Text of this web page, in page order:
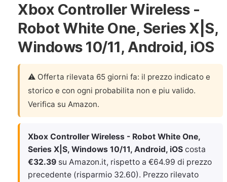
Xbox Controller Wireless -
Robot White One, Series X|S,
Windows 10/11, Android, iOS
⚠️ Offerta rilevata 65 giorni fa: il prezzo indicato e
storico e con ogni probabilita non e piu valido.
Verifica su Amazon.
Xbox Controller Wireless - Robot White One,
Series X|S, Windows 10/11, Android, iOS costa
€32.39 su Amazon.it, rispetto a €64.99 di prezzo
precedente (risparmio 32.60). Prezzo rilevato